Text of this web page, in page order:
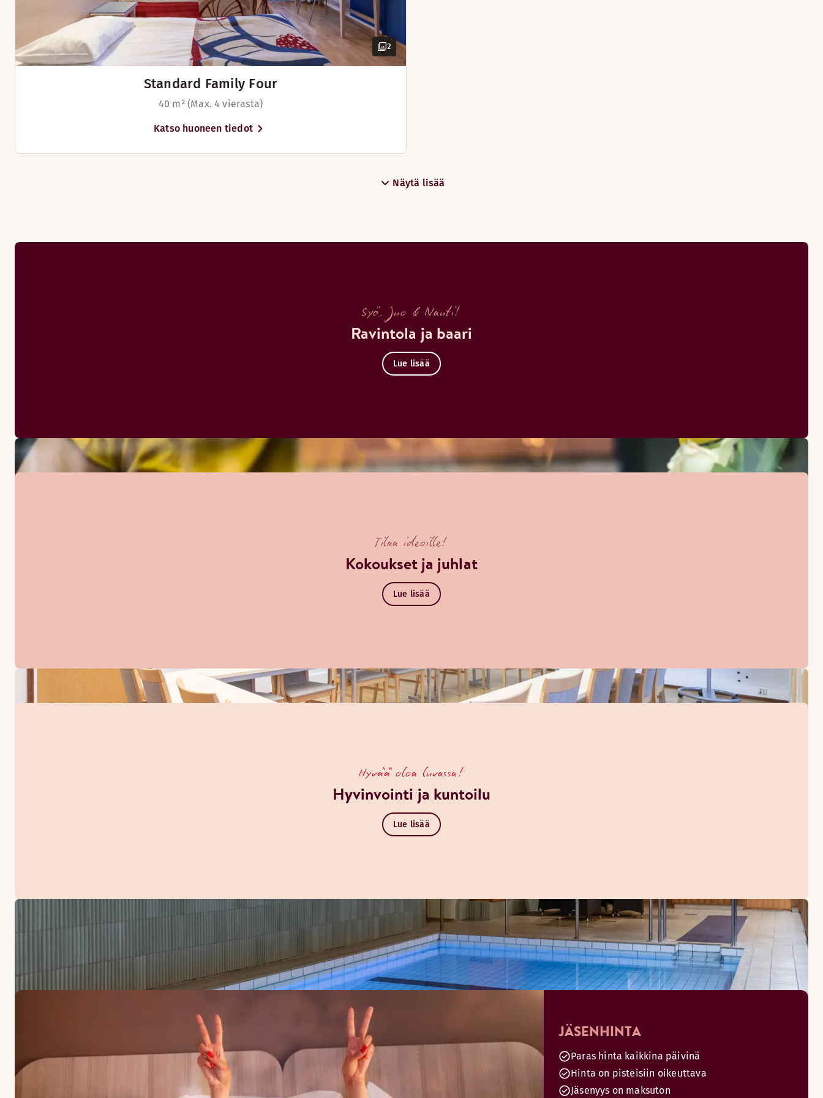
2
Standard Family Four
40 m² (Max. 4 vierasta)
Katso huoneen tiedot
Näytä lisää
Syö. Juo & Nauti!
Ravintola ja baari
Lue lisää
Tilaa ideoille!
Kokoukset ja juhlat
Lue lisää
Hyvää oloa luvassa!
Hyvinvointi ja kuntoilu
Lue lisää
TARJOUKSET
JÄSENHINTA
Paras hinta kaikkina päivinä
Hinta on pisteisiin oikeuttava
Jäsenyys on maksuton
pienen kävelymatkan päässä hotellilta.
Sunnuntai: Suljettu
Menut
Jäätelömenu